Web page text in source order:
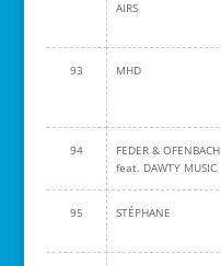
AIRS
93 MHD
94
FEDER & OFENBACH
feat. DAWTY MUSIC
95 STÉPHANE